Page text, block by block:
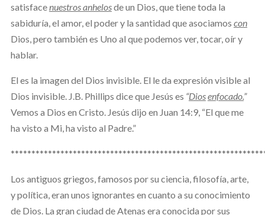
satisfacenuestros anhelosde un Dios, que tiene toda la
sabiduría, el amor, el poder y la santidad que asociamos con
Dios, pero también es Uno al que podemos ver, tocar, oír y
hablar.
El es la imagen del Dios invisible. El le da expresión visible al
Dios invisible. J.B. Phillips dice que Jesús es “Diosenfocado.”
Vemos a Dios en Cristo. Jesús dijo en Juan 14:9, “El que me
ha visto a Mi, ha visto al Padre.”
Los antiguos griegos, famosos por su ciencia, filosofía, arte,
y política, eran unos ignorantes en cuanto a su conocimiento
de Dios. La gran ciudad de Atenas era conocida por sus